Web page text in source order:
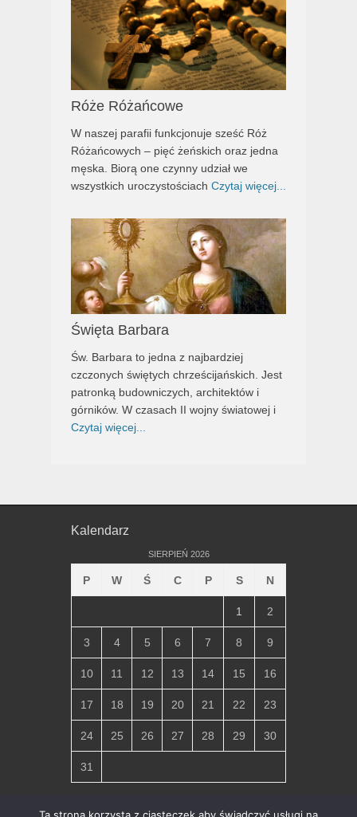
Róże Różańcowe
W naszej parafii funkcjonuje sześć Róż
Różańcowych – pięć żeńskich oraz jedna
męska. Biorą one czynny udział we
wszystkich uroczystościach Czytaj więcej...
Święta Barbara
Św. Barbara to jedna z najbardziej
czczonych świętych chrześcijańskich. Jest
patronką budowniczych, architektów i
górników. W czasach II wojny światowej i
Czytaj więcej...
Kalendarz
SIERPIEŃ 2026
P W Ś C P S N
1 2
3 4 5 6 7 8 9
10 11 12 13 14 15 16
17 18 19 20 21 22 23
24 25 26 27 28 29 30
31
« lip